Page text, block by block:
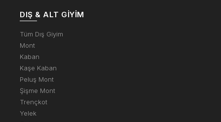
DIŞ & ALT GIYIM
Tüm Dış Giyim
Mont
Kaban
Kaşe Kaban
Peluş Mont
Şişme Mont
Trençkot
Yelek